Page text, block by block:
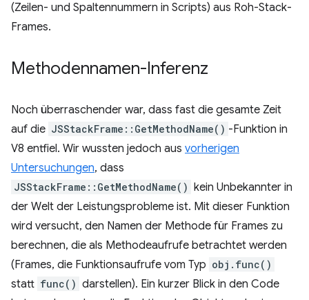
(Zeilen- und Spaltennummern in Scripts) aus Roh-Stack-
Frames.
Methodennamen-Inferenz
Noch überraschender war, dass fast die gesamte Zeit
auf die JSStackFrame::GetMethodName() -Funktion in
V8 entfiel. Wir wussten jedoch aus vorherigen
Untersuchungen, dass
JSStackFrame::GetMethodName() kein Unbekannter in
der Welt der Leistungsprobleme ist. Mit dieser Funktion
wird versucht, den Namen der Methode für Frames zu
berechnen, die als Methodeaufrufe betrachtet werden
(Frames, die Funktionsaufrufe vom Typ obj.func()
statt func() darstellen). Ein kurzer Blick in den Code